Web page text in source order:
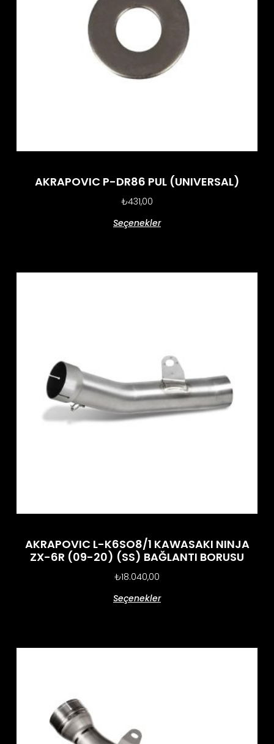
AKRAPOVIC P-DR86 PUL (UNIVERSAL)
₺431,00
Seçenekler
AKRAPOVIC L-K6SO8/1 KAWASAKI NINJA
ZX-6R (09-20) (SS) BAĞLANTI BORUSU
₺18.040,00
Seçenekler